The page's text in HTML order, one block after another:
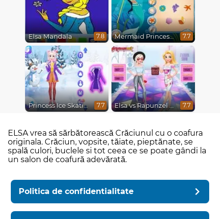
Elsa Mandala 7.8 Mermaid Princesses 7.7
Princess Ice Skating Adventure 7.7 Elsa vs Rapunzel Fashion Game 7.7
ELSA vrea să sărbătorească Crăciunul cu o coafura
originala. Crăciun, vopsite, tăiate, pieptănate, se
spală culori, buclele si tot ceea ce se poate gândi la
un salon de coafură adevărată.
Politica de confidentialitate